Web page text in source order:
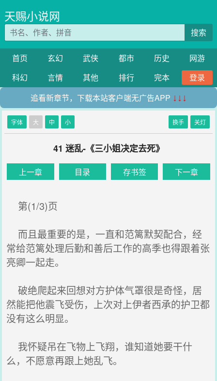
天赐小说网
搜索
首页 玄幻 武侠 都市 历史
网游
科幻
言情 其他 排行 完本
登录
追看新章节，下载本站客户端无广告APP ↓↓↓
字体 大 中 小 换手 关灯
41 迷乱-《三小姐决定去死》
上一章 目录 存书签 下一章
第(1/3)页
而且最重要的是，一直和范篱默契配合，经
常给范篱处理后勤和善后工作的高季也得跟着张
亮卿一起走。
破绝爬起来回想对方护体气罩很是奇怪，居
然能把他震飞受伤，上次对上伊者西承的护卫都
没有这么明显。
我怀疑吊在飞物上飞翔，谁知道她要干什
么，不愿意再跟上她乱飞。